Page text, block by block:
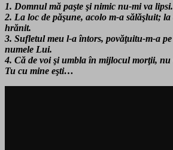
1. Domnul mă paşte şi nimic nu-mi va lipsi.
2. La loc de păşune, acolo m-a sălăşluit;
hrănit.
3. Sufletul meu l-a întors, povăţuitu-m-a
numele Lui.
4. Că de voi şi umbla în mijlocul morţii, nu
Tu cu mine eşti…